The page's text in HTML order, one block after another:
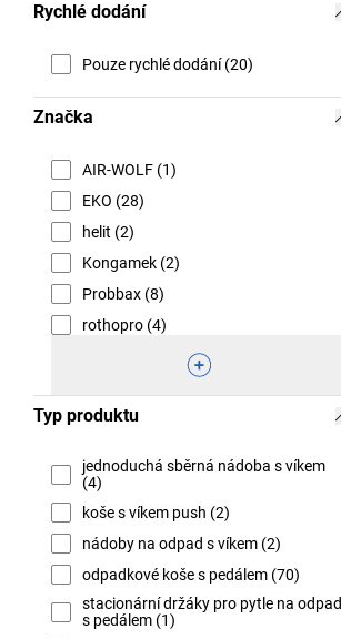
Rychlé dodání
Pouze rychlé dodání (20)
Značka
AIR-WOLF (1)
EKO (28)
helit (2)
Kongamek (2)
Probbax (8)
rothopro (4)
Typ produktu
jednoduchá sběrná nádoba s víkem
(4)
koše s víkem push (2)
nádoby na odpad s víkem (2)
odpadkové koše s pedálem (70)
stacionární držáky pro pytle na odpad
s pedálem (1)